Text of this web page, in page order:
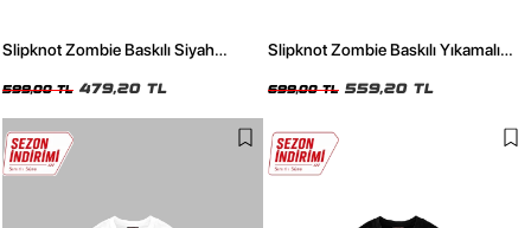
Slipknot Zombie Baskılı Siyah
599,00 TL 479,20 TL
Slipknot Zombie Baskılı Yıkamalı
699,00 TL 559,20 TL